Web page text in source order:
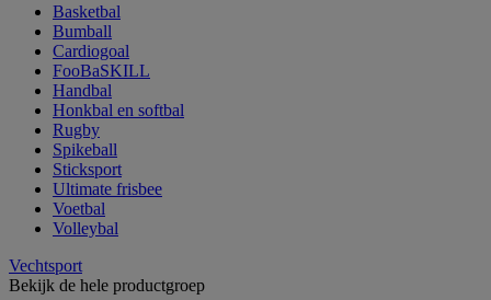
Basketbal
Bumball
Cardiogoal
FooBaSKILL
Handbal
Honkbal en softbal
Rugby
Spikeball
Sticksport
Ultimate frisbee
Voetbal
Volleybal
Vechtsport
Bekijk de hele productgroep